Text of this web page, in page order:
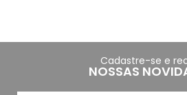
Cadastre-se e
NOSSAS